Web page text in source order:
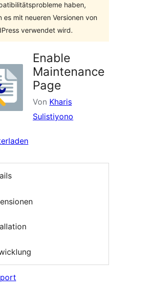
haben,
es mit neueren Versionen von
verwendet wird.
Enable
Maintenance
Page
Von Kharis
Sulistiyono